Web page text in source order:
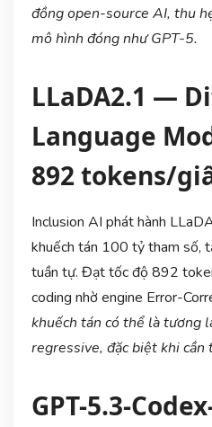
đồng open-source AI, thu
mô hình đóng như GPT-5.
LLaDA2.1 —
Language
892 tokens/
Inclusion AI phát hành
khuếch tán 100 tỷ tham số,
tuần tự. Đạt tốc độ 892
coding nhờ engine Error-
khuếch tán có thể là tương
regressive, đặc biệt khi cần
GPT-5.3-